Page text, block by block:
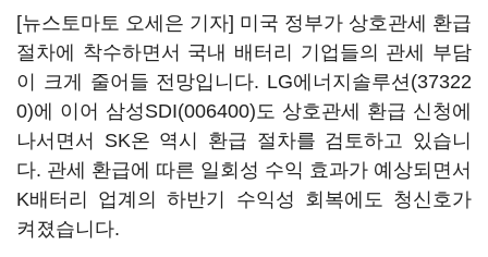
[뉴스토마토 오세은 기자] 미국 정부가 상호관세 환급
절차에 착수하면서 국내 배터리 기업들의 관세 부담
이 크게 줄어들 전망입니다. LG에너지솔루션(37322
0)에 이어 삼성SDI(006400)도 상호관세 환급 신청에
나서면서 SK온 역시 환급 절차를 검토하고 있습니
다. 관세 환급에 따른 일회성 수익 효과가 예상되면서
K배터리 업계의 하반기 수익성 회복에도 청신호가
켜졌습니다.